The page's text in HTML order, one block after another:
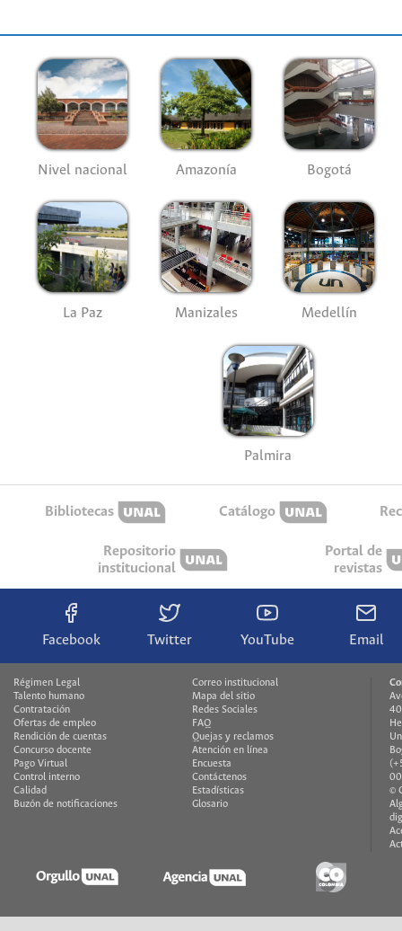
Nivel nacional Amazonía Bogotá
La Paz Manizales Medellín
Palmira
Bibliotecas Catálogo
Repositorio
institucional
Portal de
revistas
Facebook Twitter YouTube Email
Régimen Legal
Talento humano
Contratación
Ofertas de empleo
Rendición de cuentas
Concurso docente
Pago Virtual
Control interno
Calidad
Buzón de notificaciones
Correo institucional
Mapa del sitio
Redes Sociales
FAQ
Quejas y reclamos
Atención en línea
Encuesta
Contáctenos
Estadísticas
Glosario
©